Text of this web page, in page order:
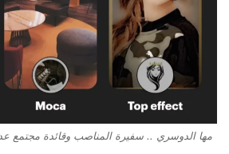
مها الدوسري .. سفيرة المناصب وقائدة مجتمع